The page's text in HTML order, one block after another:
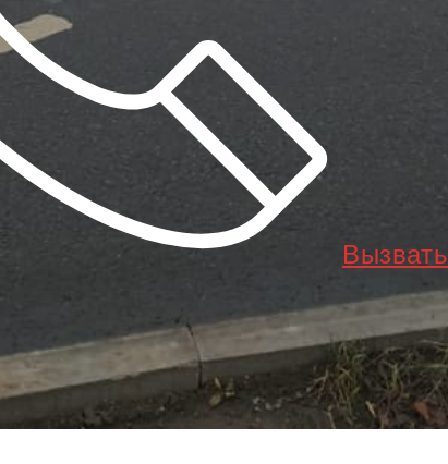
Вызвать